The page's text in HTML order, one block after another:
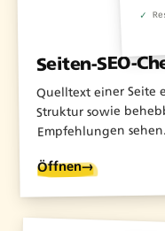
✓
Seiten-SEO-
Quelltext einer Seite
Struktur sowie
Empfehlungen sehen.
Öffnen→